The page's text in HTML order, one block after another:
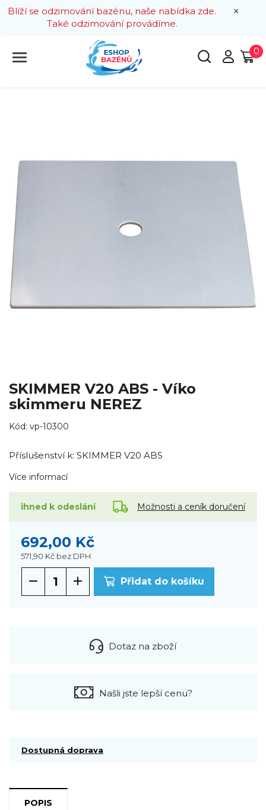
×
Blíží se odzimování bazénu, naše nabídka zde.
Také odzimování provádíme.
0
SKIMMER V20 ABS - Víko
skimmeru NEREZ
Kód: vp-10300
Příslušenství k: SKIMMER V20 ABS
Více informací
ihned k odeslání Možnosti a ceník doručení
692,00 Kč
571,90 Kč bez DPH
Přidat do košíku
Dotaz na zboží
Našli jste lepší cenu?
Dostupná doprava
POPIS